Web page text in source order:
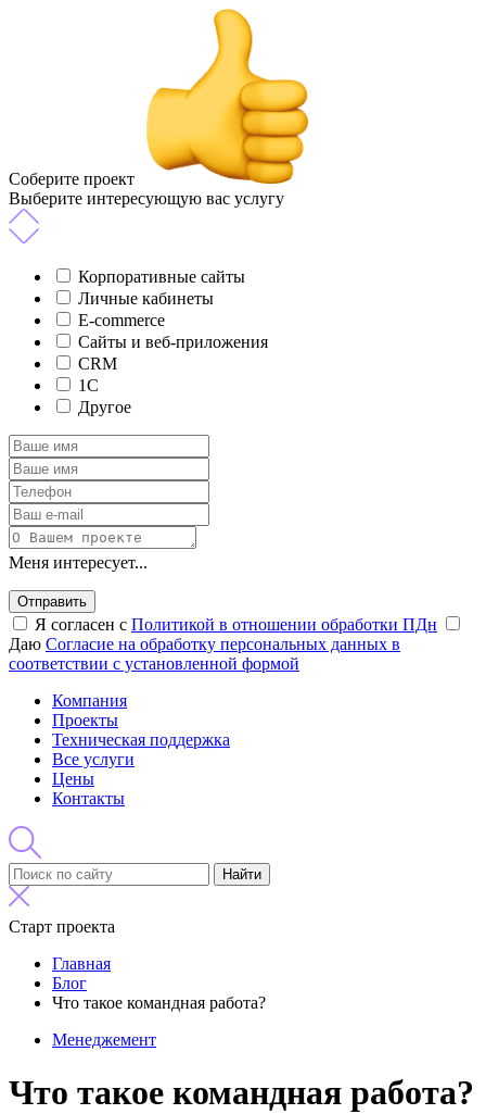
Соберите проект
Выберите интересующую вас услугу
Корпоративные сайты
Личные кабинеты
E-commerce
Сайты и веб-приложения
CRM
1C
Другое
Меня интересует...
Отправить
Я согласен с Политикой в отношении обработки ПДн
Даю Согласие на обработку персональных данных в
соответствии с установленной формой
Компания
Проекты
Техническая поддержка
Все услуги
Цены
Контакты
Найти
Старт проекта
Главная
Блог
Что такое командная работа?
Менеджемент
Что такое командная работа?